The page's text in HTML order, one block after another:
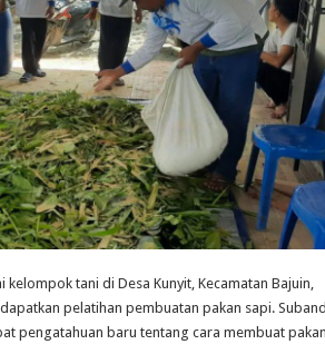
tani di Desa Kunyit, Kecamatan Bajuin,
pelatihan pembuatan pakan sapi.
pengatahuan baru tentang cara membuat